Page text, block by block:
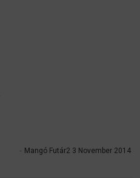
Mangó Futár2 3 November 2014